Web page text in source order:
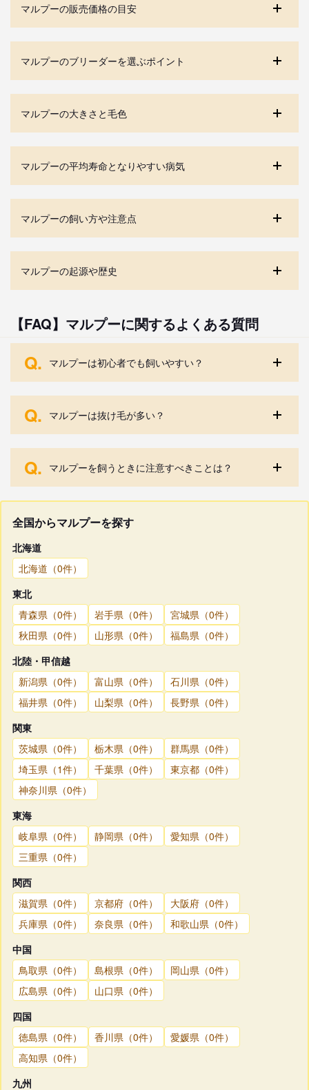
マルプーの販売価格の目安
マルプーのブリーダーを選ぶポイント
マルプーの大きさと毛色
マルプーの平均寿命となりやすい病気
マルプーの飼い方や注意点
マルプーの起源や歴史
【FAQ】マルプーに関するよくある質問
Q. マルプーは初心者でも飼いやすい？
Q. マルプーは抜け毛が多い？
Q. マルプーを飼うときに注意すべきことは？
全国からマルプーを探す
北海道
北海道（0件）
東北
青森県（0件）
岩手県（0件）
宮城県（0件）
秋田県（0件）
山形県（0件）
福島県（0件）
北陸・甲信越
新潟県（0件）
富山県（0件）
石川県（0件）
福井県（0件）
山梨県（0件）
長野県（0件）
関東
茨城県（0件）
栃木県（0件）
群馬県（0件）
埼玉県（1件）
千葉県（0件）
東京都（0件）
神奈川県（0件）
東海
岐阜県（0件）
静岡県（0件）
愛知県（0件）
三重県（0件）
関西
滋賀県（0件）
京都府（0件）
大阪府（0件）
兵庫県（0件）
奈良県（0件）
和歌山県（0件）
中国
鳥取県（0件）
島根県（0件）
岡山県（0件）
広島県（0件）
山口県（0件）
四国
徳島県（0件）
香川県（0件）
愛媛県（0件）
高知県（0件）
九州